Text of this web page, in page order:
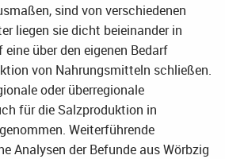
sind von verschiedenen
liegen sie dicht beieinander in
über den eigenen Bedarf
von Nahrungsmitteln schließen.
oder überregionale
für die Salzproduktion in
Weiterführende
Analysen der Befunde aus Wörbzig